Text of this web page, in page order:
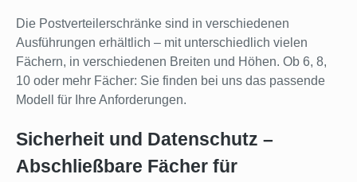
Die Postverteilerschränke sind in verschiedenen
Ausführungen erhältlich – mit unterschiedlich vielen
Fächern, in verschiedenen Breiten und Höhen. Ob 6, 8,
10 oder mehr Fächer: Sie finden bei uns das passende
Modell für Ihre Anforderungen.
Sicherheit und Datenschutz –
Abschließbare Fächer für